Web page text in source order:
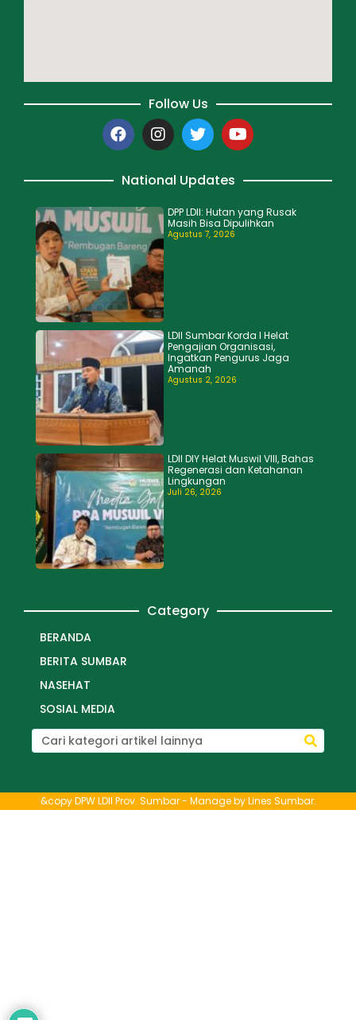
Follow Us
National Updates
DPP LDII: Hutan yang Rusak
Masih Bisa Dipulihkan
Agustus 7, 2026
LDII Sumbar Korda I Helat
Pengajian Organisasi,
Ingatkan Pengurus Jaga
Amanah
Agustus 2, 2026
LDII DIY Helat Muswil VIII, Bahas
Regenerasi dan Ketahanan
Lingkungan
Juli 26, 2026
Category
BERANDA
BERITA SUMBAR
NASEHAT
SOSIAL MEDIA
&copy DPW LDII Prov. Sumbar - Manage byLines Sumbar.